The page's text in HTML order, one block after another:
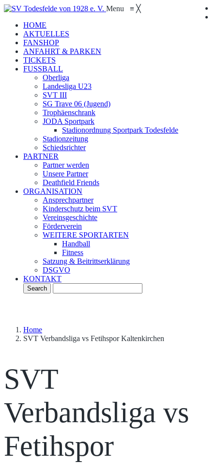
Menu ≡ ╳
HOME
AKTUELLES
FANSHOP
ANFAHRT & PARKEN
TICKETS
FUSSBALL
Oberliga
Landesliga U23
SVT III
SG Trave 06 (Jugend)
Trophäenschrank
JODA Sportpark
Stadionordnung Sportpark Todesfelde
Stadionzeitung
Schiedsrichter
PARTNER
Partner werden
Unsere Partner
Deathfield Friends
ORGANISATION
Ansprechpartner
Kinderschutz beim SVT
Vereinsgeschichte
Förderverein
WEITERE SPORTARTEN
Handball
Fitness
Satzung & Beitrittserklärung
DSGVO
KONTAKT
Home
SVT Verbandsliga vs Fetihspor Kaltenkirchen
SVT
Verbandsliga vs
Fetihspor